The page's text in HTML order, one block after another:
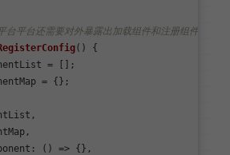
平台还需要对外暴露出加载组件和注册组件的方法
( ) {
= [];
= {};
: () => {},